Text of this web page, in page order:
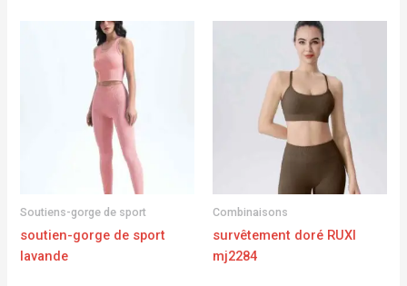
Soutiens-gorge de sport
soutien-gorge de sport
lavande
Combinaisons
survêtement doré RUXI
mj2284